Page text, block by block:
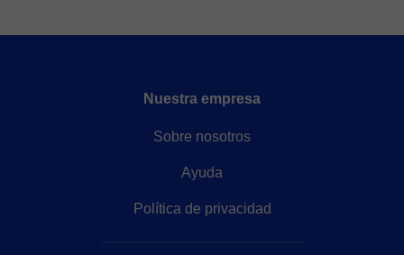
Nuestra empresa
Sobre nosotros
Ayuda
Política de privacidad